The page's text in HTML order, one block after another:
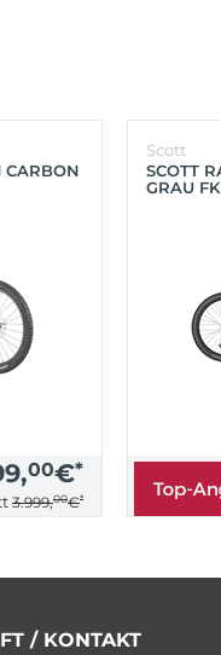
CARBON
00€*
3.999,00€*
Scott
SCOTT
GRAU
/ KONTAKT